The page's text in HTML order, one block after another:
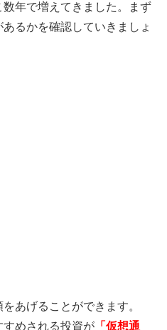
数年で増えてきました。まず
るかを確認していきましょ
あげることができます。
すめされる投資が 「仮想通